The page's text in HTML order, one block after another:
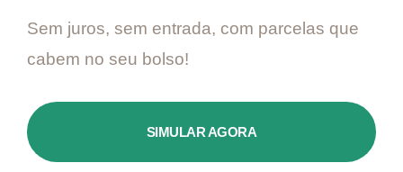
Sem juros, sem entrada, com parcelas que
cabem no seu bolso!
SIMULAR AGORA